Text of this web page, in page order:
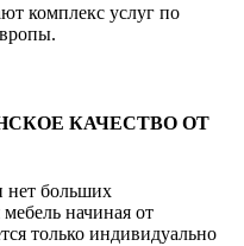
комплекс услуг по
КАЧЕСТВО ОТ
нет больших
начиная от
только индивидуально